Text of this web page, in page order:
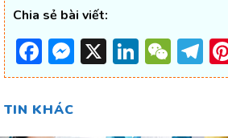
Chia sẻ bài viết:
Facebook
Messenger
X
TIN KHÁC